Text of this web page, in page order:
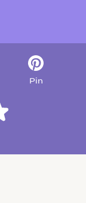
Pin